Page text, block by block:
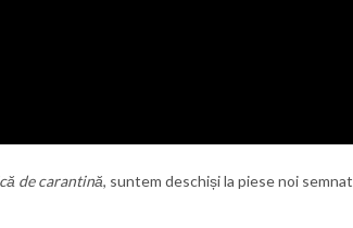
de carantină, suntem deschiși la piese noi